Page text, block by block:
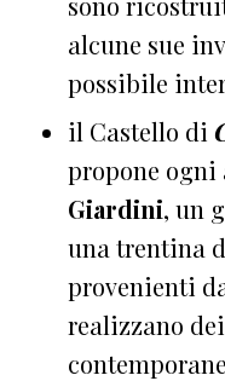
alcune sue
possibile
il Castello di
propone ogni
Giardini, un
una trentina
provenienti
realizzano